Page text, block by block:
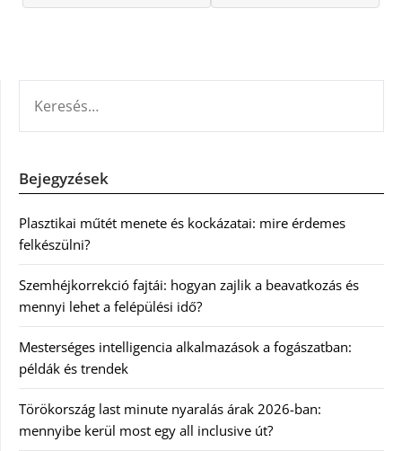
Bejegyzések
Plasztikai műtét menete és kockázatai: mire érdemes
felkészülni?
Szemhéjkorrekció fajtái: hogyan zajlik a beavatkozás és
mennyi lehet a felépülési idő?
Mesterséges intelligencia alkalmazások a fogászatban:
példák és trendek
Törökország last minute nyaralás árak 2026-ban:
mennyibe kerül most egy all inclusive út?